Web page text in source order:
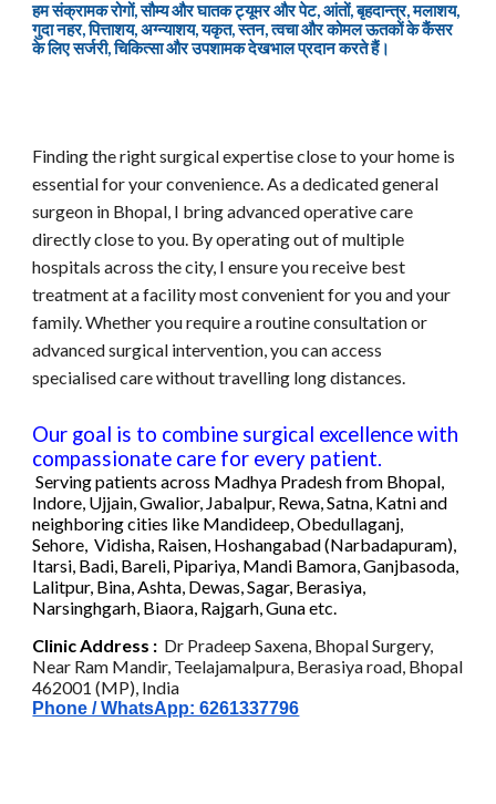
हम संक्रामक रोगों, सौम्य और घातक ट्यूमर और पेट, आंतों, बृहदान्त्र, मलाशय,
गुदा नहर, पित्ताशय, अग्न्याशय, यकृत, स्तन, त्वचा और कोमल ऊतकों के कैंसर
के लिए सर्जरी, चिकित्सा और उपशामक देखभाल प्रदान करते हैं।
Finding the right surgical expertise close to your home is
essential for your convenience. As a dedicated general
surgeon in Bhopal, I bring advanced operative care
directly close to you. By operating out of multiple
hospitals across the city, I ensure you receive best
treatment at a facility most convenient for you and your
family. Whether you require a routine consultation or
advancedsurgical intervention, you can access
specialised care without travelling long distances.
Our goal is to combine surgical excellence with
compassionate care for every patient.
Serving patients across Madhya Pradeshfrom Bhopal,
Indore, Ujjain, Gwalior, Jabalpur, Rewa, Satna, Katniand
neighboring cities like Mandideep, Obedullaganj,
Sehore, Vidisha, Raisen, Hoshangabad (Narbadapuram),
Itarsi, Badi, Bareli, Pipariya, Mandi Bamora, Ganjbasoda,
Lalitpur, Bina, Ashta, Dewas, Sagar, Berasiya,
Narsinghgarh, Biaora, Rajgarh, Guna etc.
ClinicAddress : Dr Pradeep Saxena, Bhopal Surgery,
Near Ram Mandir, Teelajamalpura, Berasiya road, Bhopal
462001 (MP), India
Phone / WhatsApp: 6261337796